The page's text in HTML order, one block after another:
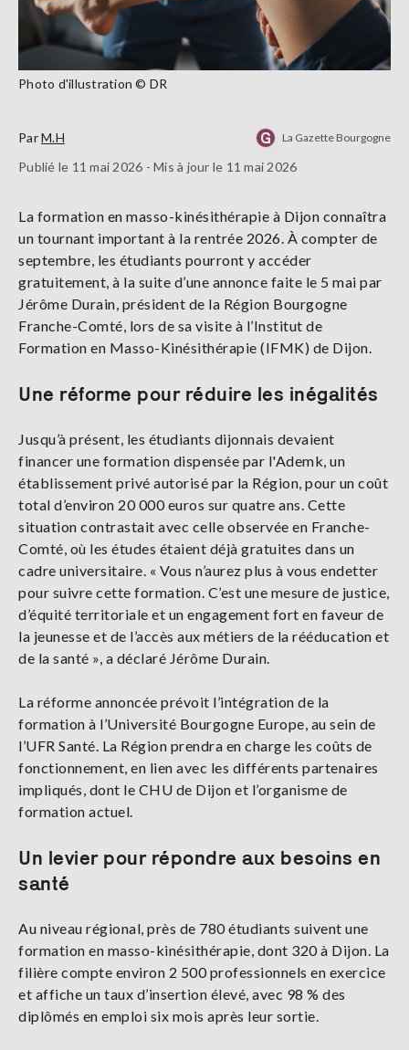
Photo d'illustration © DR
ParM.H La Gazette Bourgogne
Publié le 11 mai 2026 - Mis à jour le 11 mai 2026
La formation en masso-kinésithérapie à Dijon connaîtra
un tournant important à la rentrée 2026. À compter de
septembre, les étudiants pourront y accéder
gratuitement, à la suite d’une annonce faite le 5 mai par
Jérôme Durain, président de la Région Bourgogne
Franche-Comté, lors de sa visite à l’Institut de
Formation en Masso-Kinésithérapie (IFMK) de Dijon.
Une réforme pour réduire les inégalités
Jusqu’à présent, les étudiants dijonnais devaient
financer une formation dispensée par l'Ademk, un
établissement privé autorisé par la Région, pour un coût
total d’environ 20 000 euros sur quatre ans. Cette
situation contrastait avec celle observée en Franche-
Comté, où les études étaient déjà gratuites dans un
cadre universitaire. « Vous n’aurez plus à vous endetter
pour suivre cette formation. C’est une mesure de justice,
d’équité territoriale et un engagement fort en faveur de
la jeunesse et de l’accès aux métiers de la rééducation et
de la santé », a déclaré Jérôme Durain.
La réforme annoncée prévoit l’intégration de la
formation à l’Université Bourgogne Europe, au sein de
l’UFR Santé. La Région prendra en charge les coûts de
fonctionnement, en lien avec les différents partenaires
impliqués, dont le CHU de Dijon et l’organisme de
formation actuel.
Un levier pour répondre aux besoins en
santé
Au niveau régional, près de 780 étudiants suivent une
formation en masso-kinésithérapie, dont 320 à Dijon. La
filière compte environ 2 500 professionnels en exercice
et affiche un taux d’insertion élevé, avec 98 % des
diplômés en emploi six mois après leur sortie.